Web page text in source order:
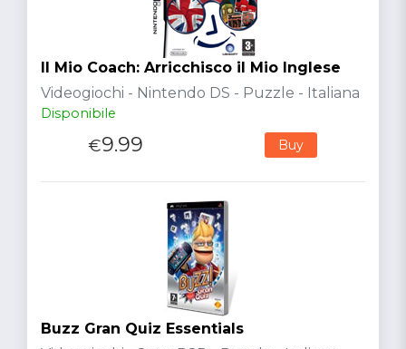
Il Mio Coach: Arricchisco il Mio Inglese
Videogiochi - Nintendo DS - Puzzle - Italiana
Disponibile
€9.99 Buy
Buzz Gran Quiz Essentials